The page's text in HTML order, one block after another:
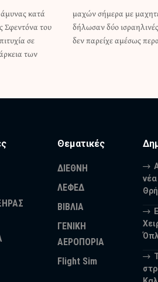
κατά
Σφεντόνα του
σε
των
της Γάζας,
Ο στρατός
δεν παρείχε αμέσως
Θεματικές
ΔΙΕΘΝΗ
ΛΕΦΕΔ
ΒΙΒΛΙΑ
ΓΕΝΙΚΗ
ΑΕΡΟΠΟΡΙΑ
Flight Sim